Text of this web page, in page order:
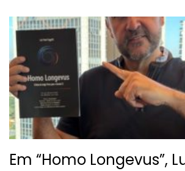
Em “Homo Longevus”,